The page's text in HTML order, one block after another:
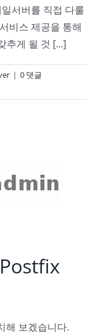
서버를 직접 다룰
비스 제공을 통해
추게 될 것 [...]
| 0 댓글
해 보겠습니다.